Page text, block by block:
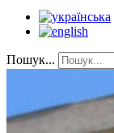
Пошук...